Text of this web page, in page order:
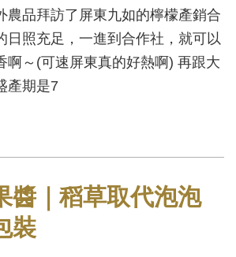
農品拜訪了屏東九如的檸檬產銷合
日照充足，一進到合作社，就可以
啊～(可速屏東真的好熱啊) 再跟大
產期是7
醬｜稻草取代泡泡
裝